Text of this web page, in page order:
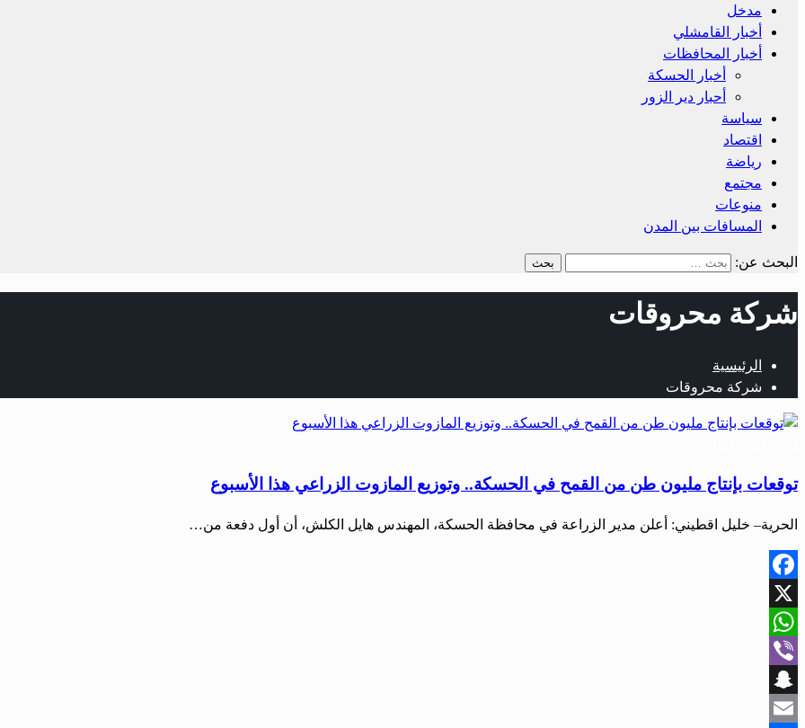
مدخل
أخبار القامشلي
أخبار المحافظات
أخبار الحسكة
أحبار دير الزور
سياسة
اقتصاد
رياضة
مجتمع
منوعات
المسافات بين المدن
البحث عن:
شركة محروقات
الرئيسية
شركة محروقات
توقعات بإنتاج مليون طن من القمح في الحسكة.. وتوزيع المازوت الزراعي هذا الأسبوع
الحرية– خليل اقطيني: أعلن مدير الزراعة في محافظة الحسكة، المهندس هايل الكلش، أن أول دفعة من…
Facebook
X
WhatsApp
Viber
Snapchat